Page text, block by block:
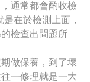
通常都會酌收檢
在於檢測上面，
檢查出問題所
做保養，到了壞
一修理就是一大